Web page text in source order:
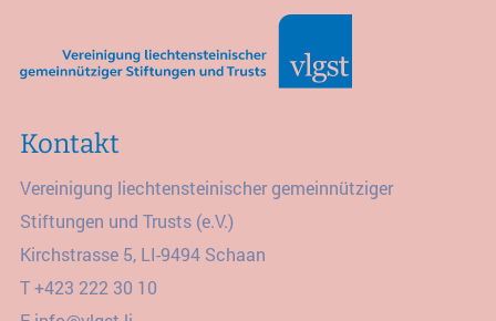
Kontakt
Vereinigung liechtensteinischer gemeinnütziger
Stiftungen und Trusts (e.V.)
Kirchstrasse 5, LI-9494 Schaan
T+423 222 30 10